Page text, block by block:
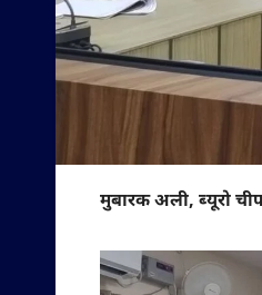
मुबारक अली, ब्यूरो